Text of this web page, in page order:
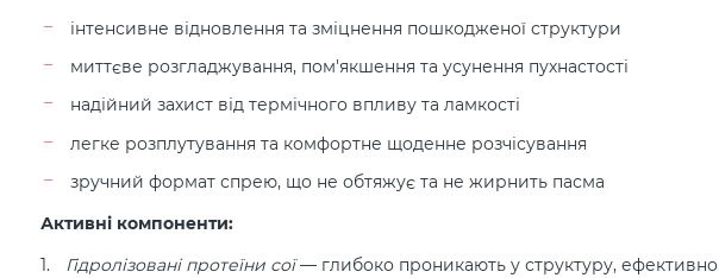
інтенсивне відновлення та зміцнення пошкодженої структури
миттєве розгладжування, пом'якшення та усунення пухнастості
надійний захист від термічного впливу та ламкості
легке розплутування та комфортне щоденне розчісування
зручний формат спрею, що не обтяжує та не жирнить пасма
Активні компоненти:
Гідролізовані протеїни сої— глибоко проникають у структуру, ефективно